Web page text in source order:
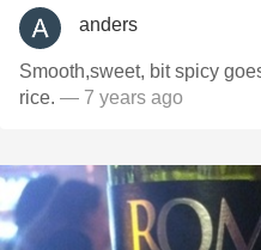
anders
Smooth,sweet, bit spicy
rice. — 7 years ago